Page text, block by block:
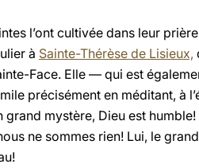
l’ont cultivée dans leur
à Sainte-Thérèse de Lisieux,
Face. Elle — qui est
précisément en méditant, à
grand mystère, Dieu est
ne sommes rien! Lui, le